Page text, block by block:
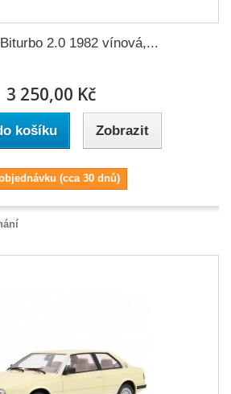
2.0 1982 vínová,...
3 250,00 Kč
košíku Zobrazit
(cca 30 dnů)